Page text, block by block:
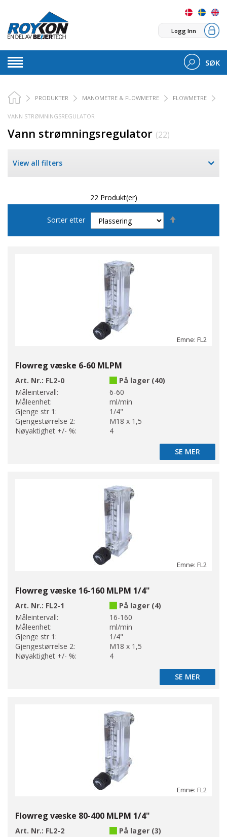
Logg Inn
SØK
PRODUKTER MANOMETRE & FLOWMETRE FLOWMETRE
VANN STRØMNINGSREGULATOR
Vann strømningsregulator (22)
View all filters
22 Produkt(er)
Sorter etter
Emne: FL2
Flowreg væske 6-60 MLPM
Art. Nr.: FL2-0
På lager (40)
Måleintervall:
6-60
Måleenhet:
ml/min
Gjenge str 1:
1/4"
Gjengestørrelse 2:
M18 x 1,5
Nøyaktighet +/- %:
4
SE MER
SE MER
Emne: FL2
Flowreg væske 16-160 MLPM 1/4"
Art. Nr.: FL2-1
På lager (4)
Måleintervall:
16-160
Måleenhet:
ml/min
Gjenge str 1:
1/4"
Gjengestørrelse 2:
M18 x 1,5
Nøyaktighet +/- %:
4
SE MER
SE MER
Emne: FL2
Flowreg væske 80-400 MLPM 1/4"
Art. Nr.: FL2-2
På lager (3)